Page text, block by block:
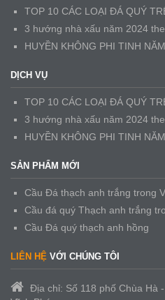
TOP 10 CÁC LOẠI ĐÁ QUÝ
3 hướng nhà xấu năm 2024
HUYỀN KHÔNG PHI TINH
DỊCH VỤ
TOP 10 CÁC LOẠI ĐÁ QUÝ
3 hướng nhà xấu năm 2024
HUYỀN KHÔNG PHI TINH
SẢN PHẨM MỚI
Cầu Đá thạch anh trắng trong
Cầu đá quý Thạch anh trắng
Cầu Đá quý thạch anh hồng
LIÊN HỆ VỚI CHÚNG TÔI
Địa chỉ: Số 118 phố Chùa Hà